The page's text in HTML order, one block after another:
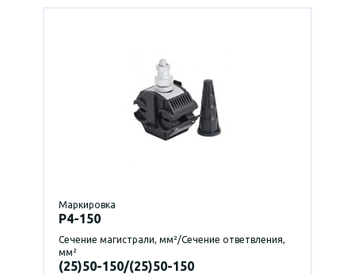
Маркировка
P4-150
Сечение магистрали, мм²/Сечение ответвления,
мм²
(25)50-150/(25)50-150